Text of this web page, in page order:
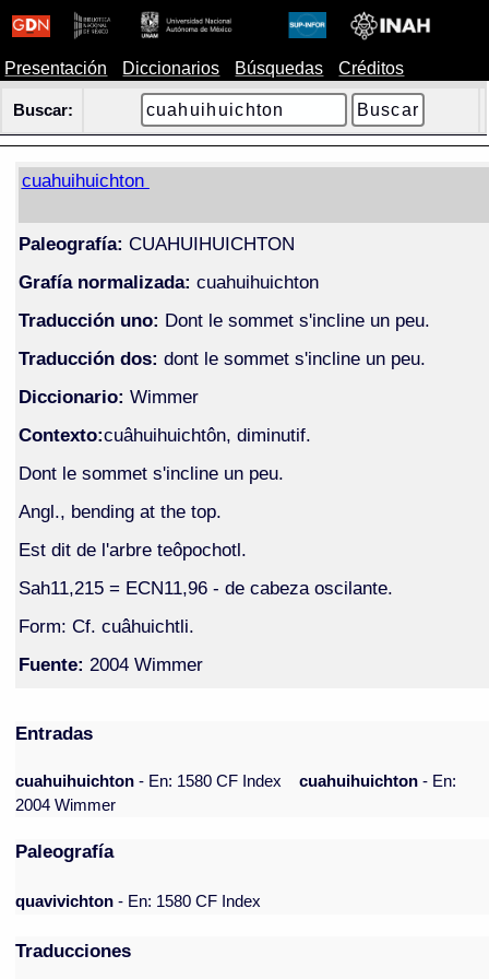
Presentación Diccionarios Búsquedas Créditos
Buscar:
cuahuihuichton
Paleografía: CUAHUIHUICHTON
Grafía normalizada: cuahuihuichton
Traducción uno: Dont le sommet s'incline un peu.
Traducción dos: dont le sommet s'incline un peu.
Diccionario: Wimmer
Contexto:cuâhuihuichtôn, diminutif.
Dont le sommet s'incline un peu.
Angl., bending at the top.
Est dit de l'arbre teôpochotl.
Sah11,215 = ECN11,96 - de cabeza oscilante.
Form: Cf. cuâhuichtli.
Fuente: 2004 Wimmer
Entradas
cuahuihuichton- En: 1580 CF Index cuahuihuichton- En:
2004 Wimmer
Paleografía
quavivichton - En: 1580 CF Index
Traducciones